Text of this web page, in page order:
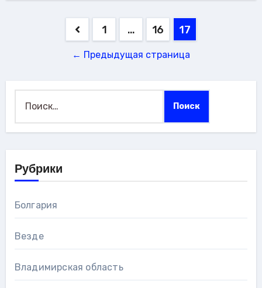
Пагинация1 … 16 17
← Предыдущая страница
Рубрики
Болгария
Везде
Владимирская область